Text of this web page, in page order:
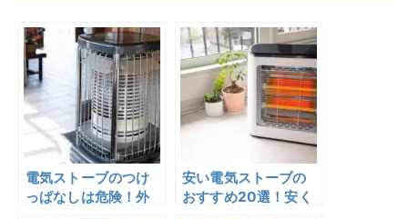
電気ストーブのつけ
っぱなしは危険！外
安い電気ストーブの
おすすめ20選！安く